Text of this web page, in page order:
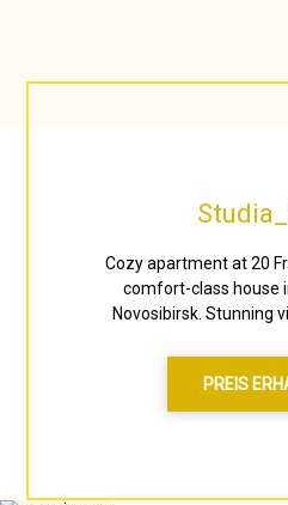
Cozy apartment at 20
comfort-class house
Novosibirsk. Stunning
PREIS